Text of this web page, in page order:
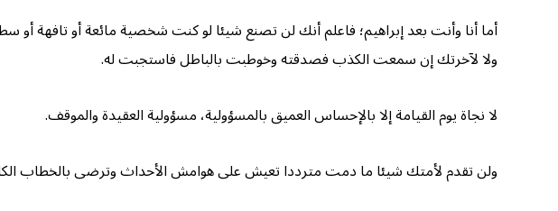
أما أنا وأنت بعد إبراهيم؛ فاعلم أنك لن تصنع شيئا لو كنت شخصية مائعة أو تافهة
ولا لآخرتك إن سمعت الكذب فصدقته وخوطبت بالباطل فاستجبت له.
لا نجاة يوم القيامة إلا بالإحساس العميق بالمسؤولية، مسؤولية العقيدة والموقف.
ولن تقدم لأمتك شيئا ما دمت مترددا تعيش على هوامش الأحداث وترضى بالخطاب